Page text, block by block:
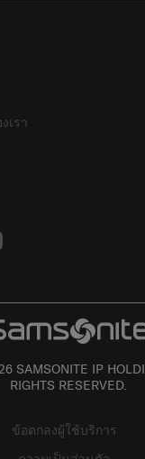
เรา
SAMSONITE IP
RIGHTS RESERVED.
ข้อตกลงผู้ใช้บริการ